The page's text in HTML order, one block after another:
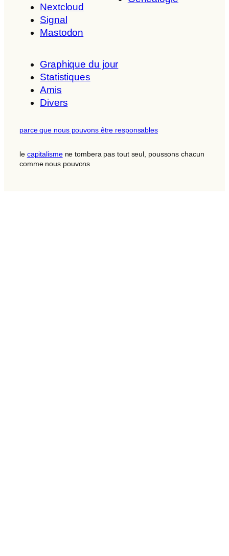
Nextcloud
Signal
Mastodon
Graphique du jour
Statistiques
Amis
Divers
parce que nous pouvons être responsables
le capitalismene tombera pas tout seul, poussons chacun
comme nous pouvons